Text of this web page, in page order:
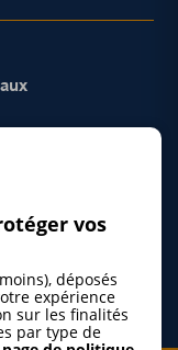
vos
déposés
expérience
sur les finalités
par type de